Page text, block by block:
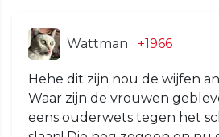
Wattman +1966
Hehe dit zijn nou de wijfen
Waar zijn de vrouwen
eens ouderwets tegen het